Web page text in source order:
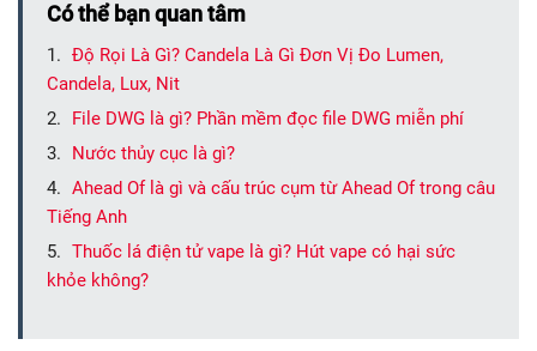
Có thể bạn quan tâm
Độ Rọi Là Gì? Candela Là Gì Đơn Vị Đo Lumen,
Candela, Lux, Nit
File DWG là gì? Phần mềm đọc file DWG miễn phí
Nước thủy cục là gì?
Ahead Of là gì và cấu trúc cụm từ Ahead Of trong câu
Tiếng Anh
Thuốc lá điện tử vape là gì? Hút vape có hại sức
khỏe không?